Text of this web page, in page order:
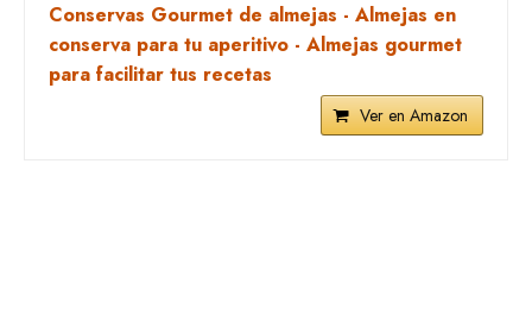
Conservas Gourmet de almejas - Almejas en
conserva para tu aperitivo - Almejas gourmet
para facilitar tus recetas
Ver en Amazon